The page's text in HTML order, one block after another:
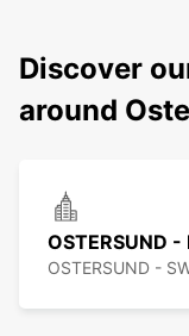
Discover
around
OSTERSUND -
OSTERSUND -